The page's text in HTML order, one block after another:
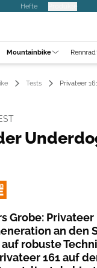
Hefte
Mountainbike Rennrad
Tests Privateer
Grobe:
an den
robuste
161 auf